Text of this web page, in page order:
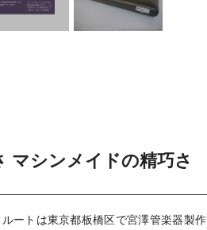
マシンメイドの精巧さ
ートは東京都板橋区で宮澤管楽器製作